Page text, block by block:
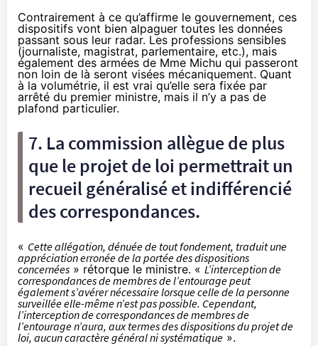
Contrairement à ce qu’affirme le gouvernement, ces
dispositifs vont bien alpaguer toutes les données
passant sous leur radar. Les professions sensibles
(journaliste, magistrat, parlementaire, etc.), mais
également des armées de Mme Michu qui passeront
non loin de là seront visées mécaniquement. Quant
à la volumétrie, il est vrai qu’elle sera fixée par
arrêté du premier ministre, mais il n’y a pas de
plafond particulier.
7. La commission allègue de plus
que le projet de loi permettrait un
recueil généralisé et indifférencié
des correspondances.
« Cette allégation, dénuée de tout fondement, traduit une
appréciation erronée de la portée des dispositions
concernées » rétorque le ministre. « L’interception de
correspondances de membres de l’entourage peut
également s’avérer nécessaire lorsque celle de la personne
surveillée elle-même n’est pas possible. Cependant,
l’interception de correspondances de membres de
l’entourage n’aura, aux termes des dispositions du projet de
loi, aucun caractère général ni systématique ».